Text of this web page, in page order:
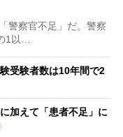
警察官不足」だ。警察
1以…
受験者数は10年間で2
加えて「患者不足」に